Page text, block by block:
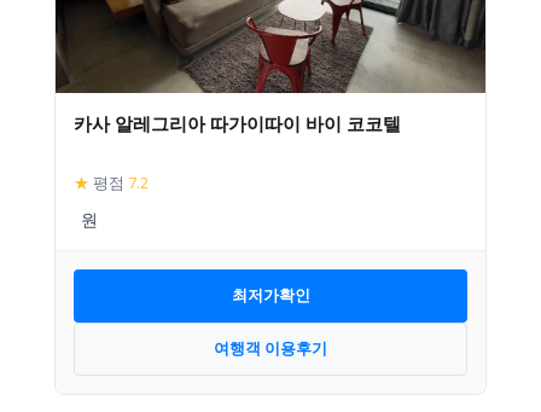
카사 알레그리아 따가이따이 바이 코코텔
★ 평점 7.2
최저가확인
여행객 이용후기